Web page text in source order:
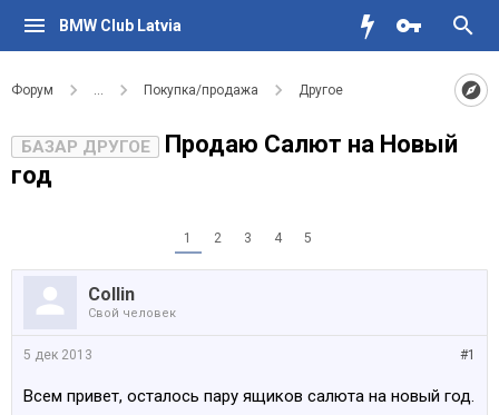
BMW Club Latvia
Форум ... Покупка/продажа Другое
БАЗАР ДРУГОЕ
Продаю Салют на Новый
год
1 2 3 4 5
Collin
Свой человек
#1
5 дек 2013
Всем привет, осталось пару ящиков салюта на новый год.